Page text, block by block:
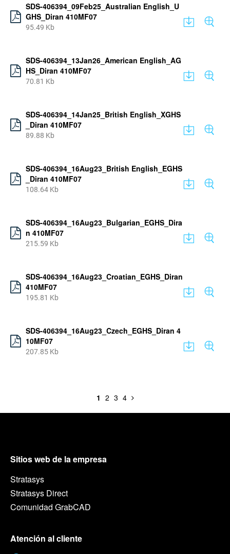
SDS-406394_09Feb25_Australian English_U
GHS_Diran 410MF07
95.49 Kb
SDS-406394_13Jan26_American English_AG
HS_Diran 410MF07
70.81 Kb
SDS-406394_14Jan25_British English_XGHS
_Diran 410MF07
89.88 Kb
SDS-406394_16Aug23_British English_EGHS
_Diran 410MF07
108.64 Kb
SDS-406394_16Aug23_Bulgarian_EGHS_Dira
n 410MF07
215.59 Kb
SDS-406394_16Aug23_Croatian_EGHS_Diran
410MF07
195.81 Kb
SDS-406394_16Aug23_Czech_EGHS_Diran 4
10MF07
207.85 Kb
1 2 3 4
Sitios web de la empresa
Stratasys
Stratasys Direct
Comunidad GrabCAD
Atención al cliente